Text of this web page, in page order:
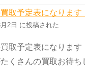
取予定表になります
2日 に投稿された
取予定表になります
くさんの買取お待ち